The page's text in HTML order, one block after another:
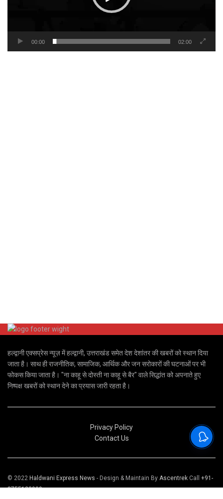
00:00 02:00
हल्द्वानी एक्सप्रेस न्यूज़ में हल्द्वानी, उत्तराखंड समेत देश देशांतर की खबरों को स्थान दिया
जाता है। साथ ही राजनीतिक, सामाजिक, आर्थिक और जन सरोकारों की घटनाओं पर भी
फोकस किया जाता है। "ना काहू से दोस्ती ना काहू से बैर" वाले सिद्धांत को अपनाते हुए
निष्पक्ष खबरों को स्थान देने का प्रयास जारी रहता है।
Privacy Policy
Contact Us
© 2022 Haldwani Express News - Design & Maintain By Ascentrek Call +91-
8755123999